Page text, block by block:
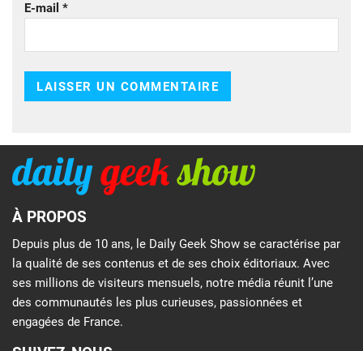
E-mail *
À PROPOS
Depuis plus de 10 ans, le Daily Geek Show se caractérise par
la qualité de ses contenus et de ses choix éditoriaux. Avec
ses millions de visiteurs mensuels, notre média réunit l’une
des communautés les plus curieuses, passionnées et
engagées de France.